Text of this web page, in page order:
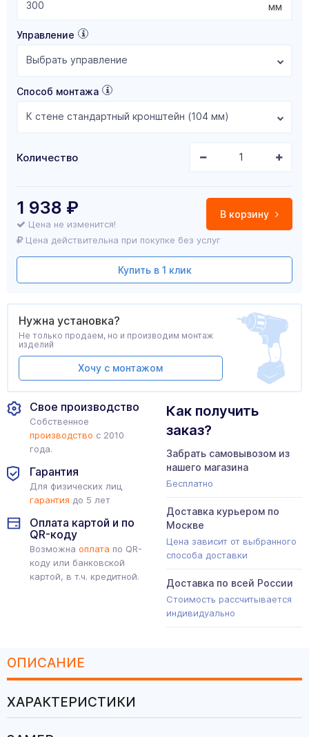
мм
Управление
Выбрать управление
Способ монтажа
К стене стандартный кронштейн (104 мм)
Количество
В корзину
1 938 ₽
Цена не изменится!
Цена действительна при покупке без услуг
Купить в 1 клик
Свое производство
Собственное
производство с 2010
года.
Гарантия
Для физических лиц
гарантия до 5 лет
Оплата картой и по
QR-коду
Возможна оплата по QR-
коду или банковской
картой, в т.ч. кредитной.
Как получить
заказ?
Забрать самовывозом из
нашего магазина
Бесплатно
Доставка курьером по
Москве
Цена зависит от выбранного
способа доставки
Доставка по всей России
Стоимость рассчитывается
индивидуально
Нужна установка?
Не только продаем, но и производим монтаж
изделий
Хочу с монтажом
ОПИСАНИЕ
ХАРАКТЕРИСТИКИ